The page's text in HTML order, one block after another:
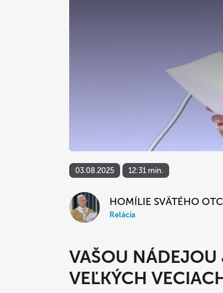
03.08.2025 12:31 min.
HOMÍLIE SVÄTÉHO
Relácia
VAŠOU NÁDEJOU
VEĽKÝCH